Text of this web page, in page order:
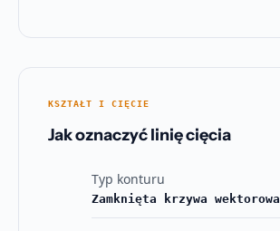
KSZTAŁT I CIĘCIE
Jak oznaczyć linię cięcia
Typ konturu
Zamknięta krzywa wektorowa